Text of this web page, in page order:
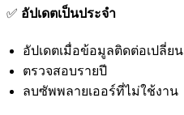
✅ อัปเดตเป็นประจำ
อัปเดตเมื่อข้อมูลติดต่อเปลี่ยน
ตรวจสอบรายปี
ลบซัพพลายเออร์ที่ไม่ใช้งาน